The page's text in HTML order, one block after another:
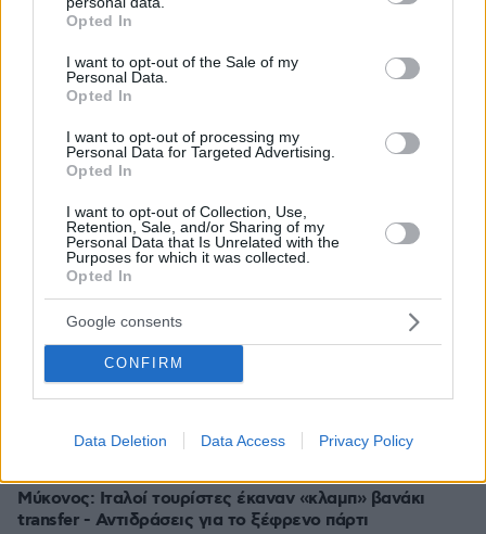
grant or deny consent to Google and its third-party tags to
use your data for below specified purposes in below Google
consent section.
Opted In
I want to opt-out of the Sale of my
Personal Data.
Opted In
I want to opt-out of processing my
Personal Data for Targeted Advertising.
Opted In
I want to opt-out of Collection, Use,
Retention, Sale, and/or Sharing of my
Personal Data that Is Unrelated with the
Purposes for which it was collected.
Opted In
Google consents
CONFIRM
Data Deletion Data Access Privacy Policy
«Νόμιζα ότι έφταιγε το πολύ περπάτημα» – Η διάγνωση
με ALS που άλλαξε τη ζωή μιας 40χρονης νοσηλεύτριας
πριν 13 λεπτά
Γιατί να δίνουμε στα παιδιά σαρδέλες;
πριν 14 λεπτά
Φοβάστε τις κυβερνο-επιθέσεις; Επτά βήματα που θα
σας προστατεύσουν
πριν 14 λεπτά
Ένας άλλος Τζον Γκούντμαν: H νέα φωτογραφία στα 74
του στην οποία φαίνεται ακόμα πιο αδυνατισμένος
πριν 14 λεπτά
Το ταξίδι σκόνης 2.500 χλμ. της Σαχάρας στον
Αμαζόνιο: Πώς η έρημος τρέφει το τροπικό δάσος;
πριν 14 λεπτά
Η επόμενη ημέρα μετά τις πυρκαγιές στη Δυτική Αττική:
πριν 15 λεπτά
Μύκονος: Ιταλοί τουρίστες έκαναν «κλαμπ» βανάκι
transfer - Αντιδράσεις για το ξέφρενο πάρτι
πριν 17 λεπτά